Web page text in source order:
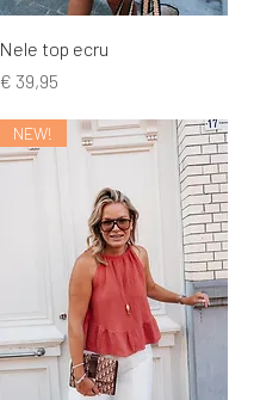
Nele top ecru
Prijs
€ 39,95
NEW!